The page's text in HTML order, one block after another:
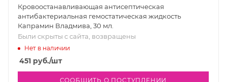
Кровоостанавливающая антисептическая
антибактериальная гемостатическая жидкость
Капрамин Владмива, 30 мл.
Были скрыты с сайта, возвращены
Нет в наличии
451 руб./шт
СООБЩИТЬ О ПОСТУПЛЕНИИ